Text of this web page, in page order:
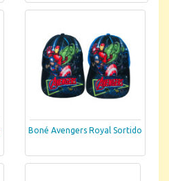
Boné Avengers Royal Sortido